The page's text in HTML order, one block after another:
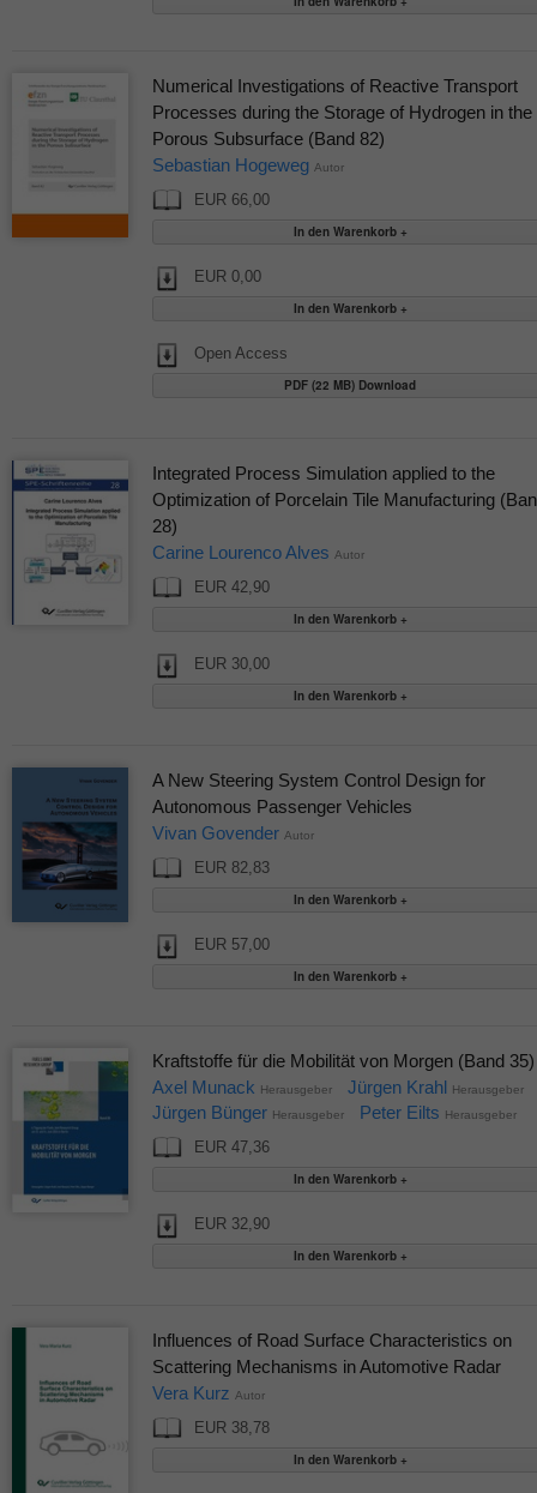
Numerical Investigations of Reactive Transport
Processes during the Storage of Hydrogen in the
Porous Subsurface (Band 82)
Sebastian Hogeweg Autor
EUR 66,00
EUR 0,00
Open Access
PDF (22 MB) Download
Integrated Process Simulation applied to the
Optimization of Porcelain Tile Manufacturing
28)
Carine Lourenco Alves Autor
EUR 42,90
EUR 30,00
A New Steering System Control Design for
Autonomous Passenger Vehicles
Vivan Govender Autor
EUR 82,83
EUR 57,00
Kraftstoffe für die Mobilität von Morgen (Band 35)
Axel Munack Herausgeber Jürgen Krahl Herausgeber
Jürgen Bünger Herausgeber Peter Eilts Herausgeber
EUR 47,36
EUR 32,90
Influences of Road Surface Characteristics on
Scattering Mechanisms in Automotive Radar
Vera Kurz Autor
EUR 38,78